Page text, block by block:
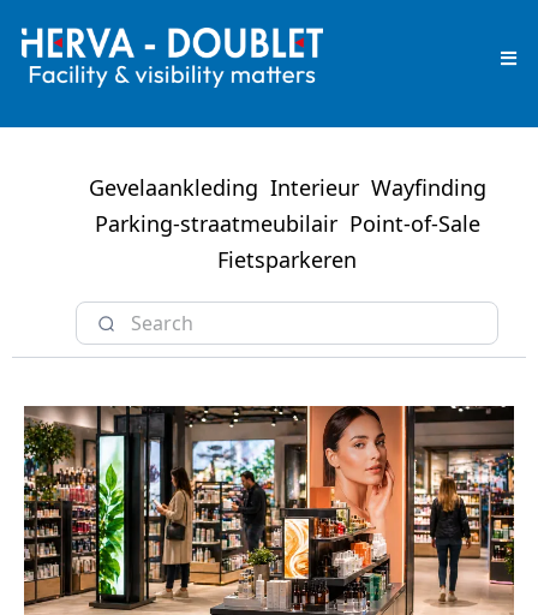
Gevelaankleding Interieur Wayfinding
Parking-straatmeubilair Point-of-Sale
Fietsparkeren